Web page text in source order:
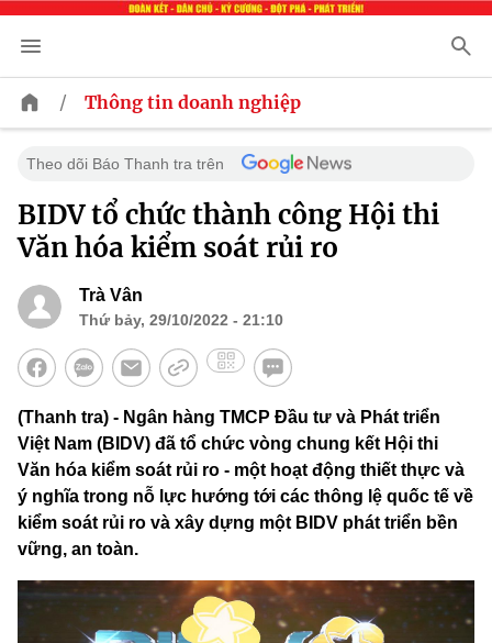
/ Thông tin doanh nghiệp
Theo dõi Báo Thanh tra trên
BIDV tổ chức thành công Hội thi
Văn hóa kiểm soát rủi ro
Trà Vân
Thứ bảy, 29/10/2022 - 21:10
(Thanh tra) - Ngân hàng TMCP Đầu tư và Phát triển
Việt Nam (BIDV) đã tổ chức vòng chung kết Hội thi
Văn hóa kiểm soát rủi ro - một hoạt động thiết thực và
ý nghĩa trong nỗ lực hướng tới các thông lệ quốc tế về
kiểm soát rủi ro và xây dựng một BIDV phát triển bền
vững, an toàn.